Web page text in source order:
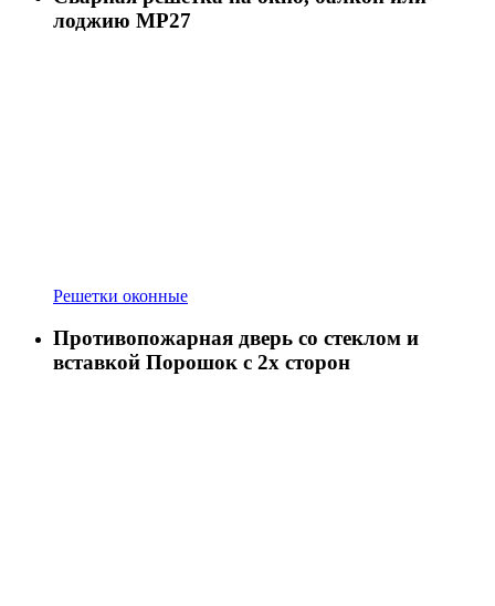
лоджию МР27
Решетки оконные
Противопожарная дверь со стеклом и
вставкой Порошок с 2х сторон